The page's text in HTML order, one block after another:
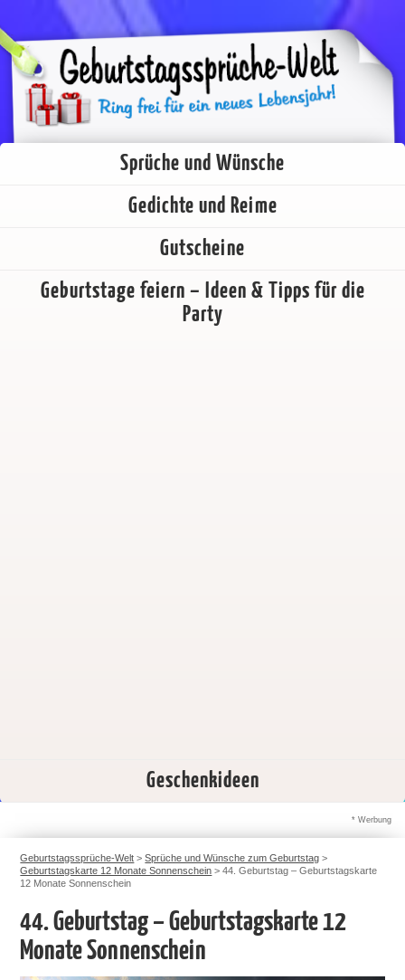
Sprüche und Wünsche
Gedichte und Reime
Gutscheine
Geburtstage feiern – Ideen & Tipps für die
Party
Geschenkideen
* Werbung
Geburtstagssprüche-Welt >Sprüche und Wünsche zum Geburtstag >
Geburtstagskarte 12 Monate Sonnenschein >44. Geburtstag – Geburtstagskarte
12 Monate Sonnenschein
44. Geburtstag – Geburtstagskarte 12
Monate Sonnenschein